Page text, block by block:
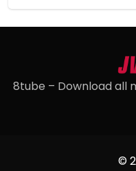
8tube – Download all
©